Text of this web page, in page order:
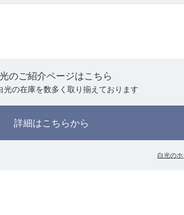
のご紹介ページはこちら
光の在庫を数多く取り揃えております
詳細はこちらから
白光の